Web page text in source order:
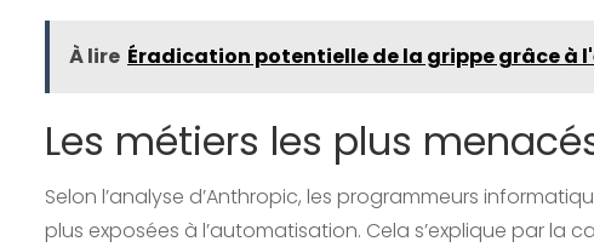
À lire Éradication potentielle de la grippe grâce à
Les métiers les plus
Selon l’analyse d’Anthropic, les programmeurs
plus exposées à l’automatisation. Cela s’explique par la